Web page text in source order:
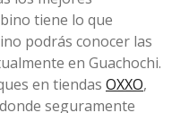
tiene lo que
podrás conocer las
en Guachochi.
en tiendas OXXO,
seguramente